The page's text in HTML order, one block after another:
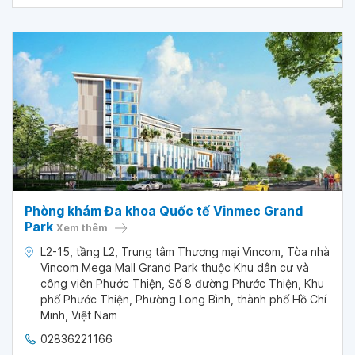
Phòng khám Đa khoa Quốc tế Vinmec Grand
Park Xem thêm
L2-15, tầng L2, Trung tâm Thương mại Vincom, Tòa nhà
Vincom Mega Mall Grand Park thuộc Khu dân cư và
công viên Phước Thiện, Số 8 đường Phước Thiện, Khu
phố Phước Thiện, Phường Long Bình, thành phố Hồ Chí
Minh, Việt Nam
02836221166